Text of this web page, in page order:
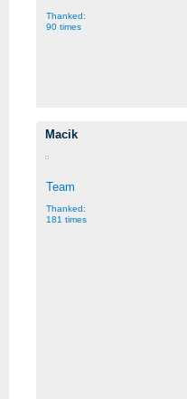
Thanked:
90 times
Macik
Team
Thanked:
181 times